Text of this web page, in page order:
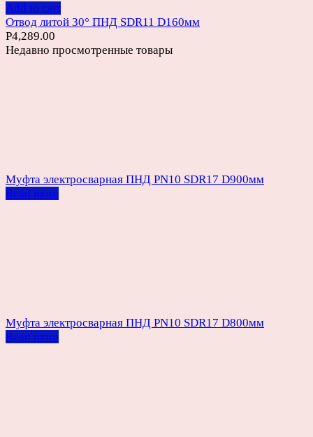
Add to cart
Отвод литой 30° ПНД SDR11 D160мм
Р4,289.00
Недавно просмотренные товары
Муфта электросварная ПНД PN10 SDR17 D900мм
Read more
Муфта электросварная ПНД PN10 SDR17 D800мм
Read more